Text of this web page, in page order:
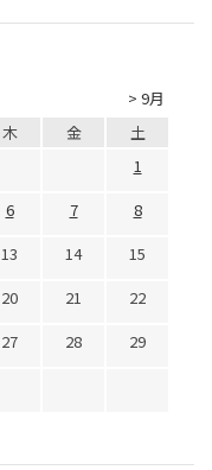
> 9月
木 金
土
1
6 7
8
13 14
15
20 21
22
27 28
29